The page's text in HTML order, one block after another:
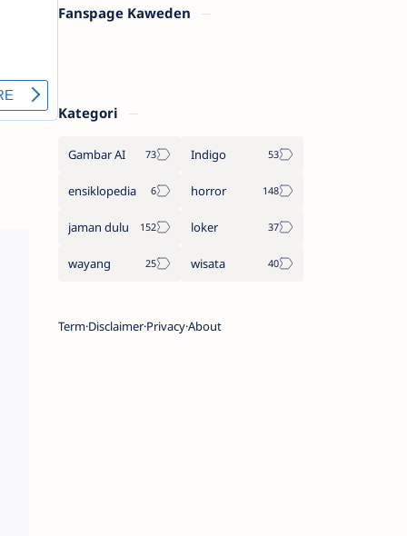
Fanspage Kaweden
Kategori
Gambar AI Indigo
ensiklopedia horror
jaman dulu loker
wayang wisata
TermDisclaimerPrivacyAbout